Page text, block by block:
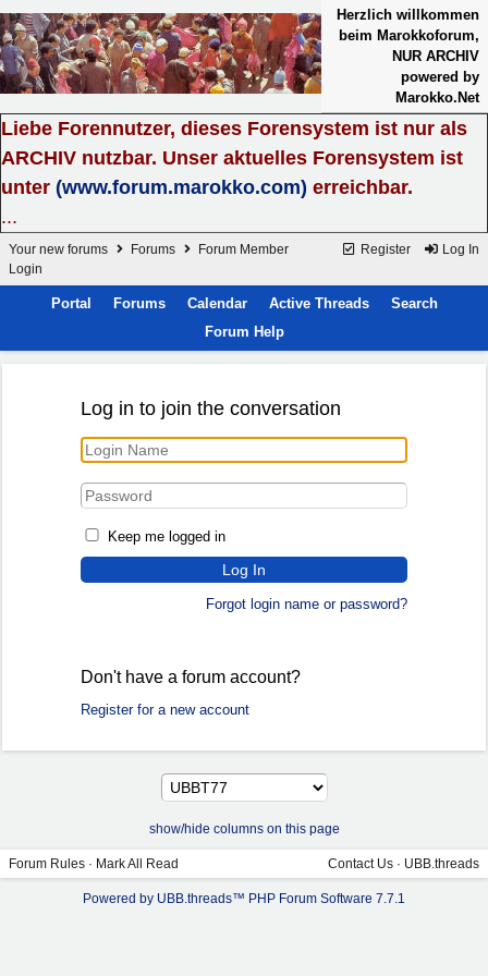
Herzlich willkommen
beim Marokkoforum,
NUR ARCHIV
powered by
Marokko.Net
Liebe Forennutzer, dieses Forensystem ist nur als
ARCHIV nutzbar. Unser aktuelles Forensystem ist
unter (www.forum.marokko.com) erreichbar.
...
Register Log In
Your new forums Forums
Forum Member
Login
Portal Forums Calendar Active Threads
Search
Forum Help
Log in to join the conversation
Keep me logged in
Forgot login name or password?
Don't have a forum account?
Register for a new account
show/hide columns on this page
Forum Rules · Mark All Read Contact Us · UBB.threads
Powered by UBB.threads™ PHP Forum Software 7.7.1